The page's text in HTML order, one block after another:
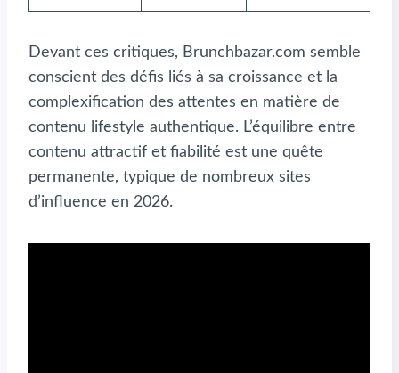
Devant ces critiques, Brunchbazar.com semble
conscient des défis liés à sa croissance et la
complexification des attentes en matière de
contenu lifestyle authentique. L’équilibre entre
contenu attractif et fiabilité est une quête
permanente, typique de nombreux sites
d’influence en 2026.